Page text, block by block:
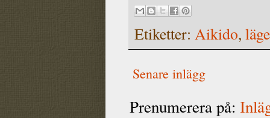
Etiketter: Aikido,
Senare inlägg
Prenumerera på: